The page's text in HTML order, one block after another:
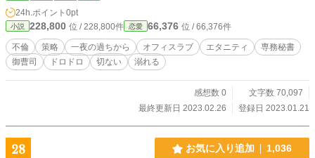
24h.ポイント 0pt
小説 228,800 位 / 228,800件 恋愛 66,376 位 / 66,376件
不倫 策略 一夜の過ちから オフィスラブ エタニティ
専務秘書
御曹司
ドロドロ 切ない 溺れる
感想数 0
文字数 70,097
最終更新日 2023.02.26
登録日 2023.01.21
28 お気に入り追加 1,036